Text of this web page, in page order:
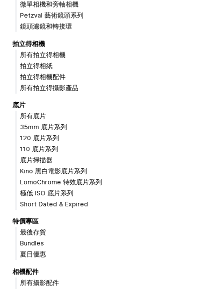
微單相機和旁軸相機
Petzval 藝術鏡頭系列
鏡頭濾鏡和轉接環
拍立得相機
所有拍立得相機
拍立得相紙
拍立得相機配件
所有拍立得攝影產品
底片
所有底片
35mm 底片系列
120 底片系列
110 底片系列
底片掃描器
Kino 黑白電影底片系列
LomoChrome 特效底片系列
極低 ISO 底片系列
Short Dated & Expired
特價專區
最後存貨
Bundles
夏日優惠
相機配件
所有攝影配件